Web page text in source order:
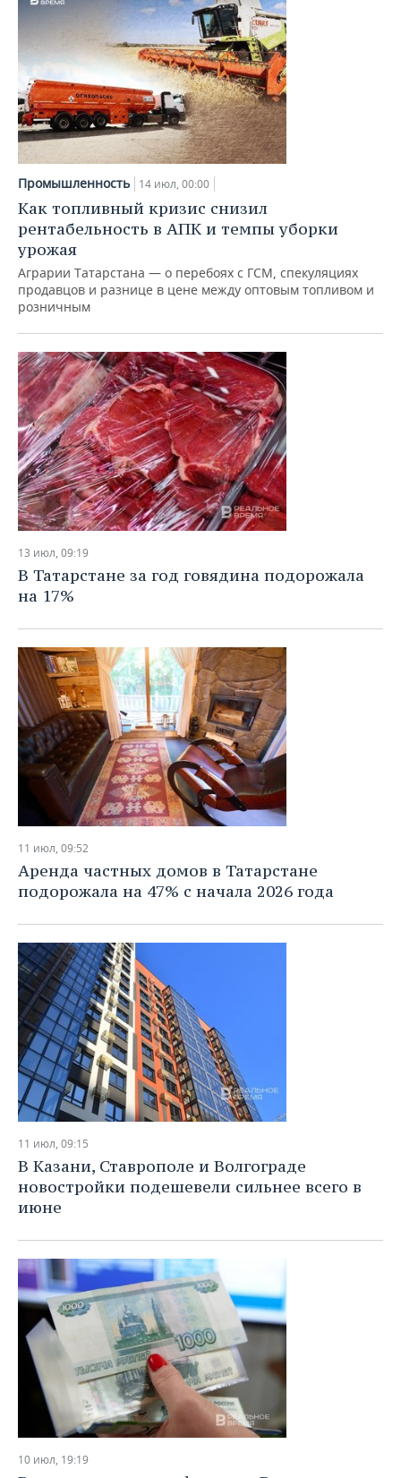
Промышленность 14 июл, 00:00
Как топливный кризис снизил
рентабельность в АПК и темпы уборки
урожая
Аграрии Татарстана — о перебоях с ГСМ, спекуляциях
продавцов и разнице в цене между оптовым топливом и
розничным
13 июл, 09:19
В Татарстане за год говядина подорожала
на 17%
11 июл, 09:52
Аренда частных домов в Татарстане
подорожала на 47% с начала 2026 года
11 июл, 09:15
В Казани, Ставрополе и Волгограде
новостройки подешевели сильнее всего в
июне
10 июл, 19:19